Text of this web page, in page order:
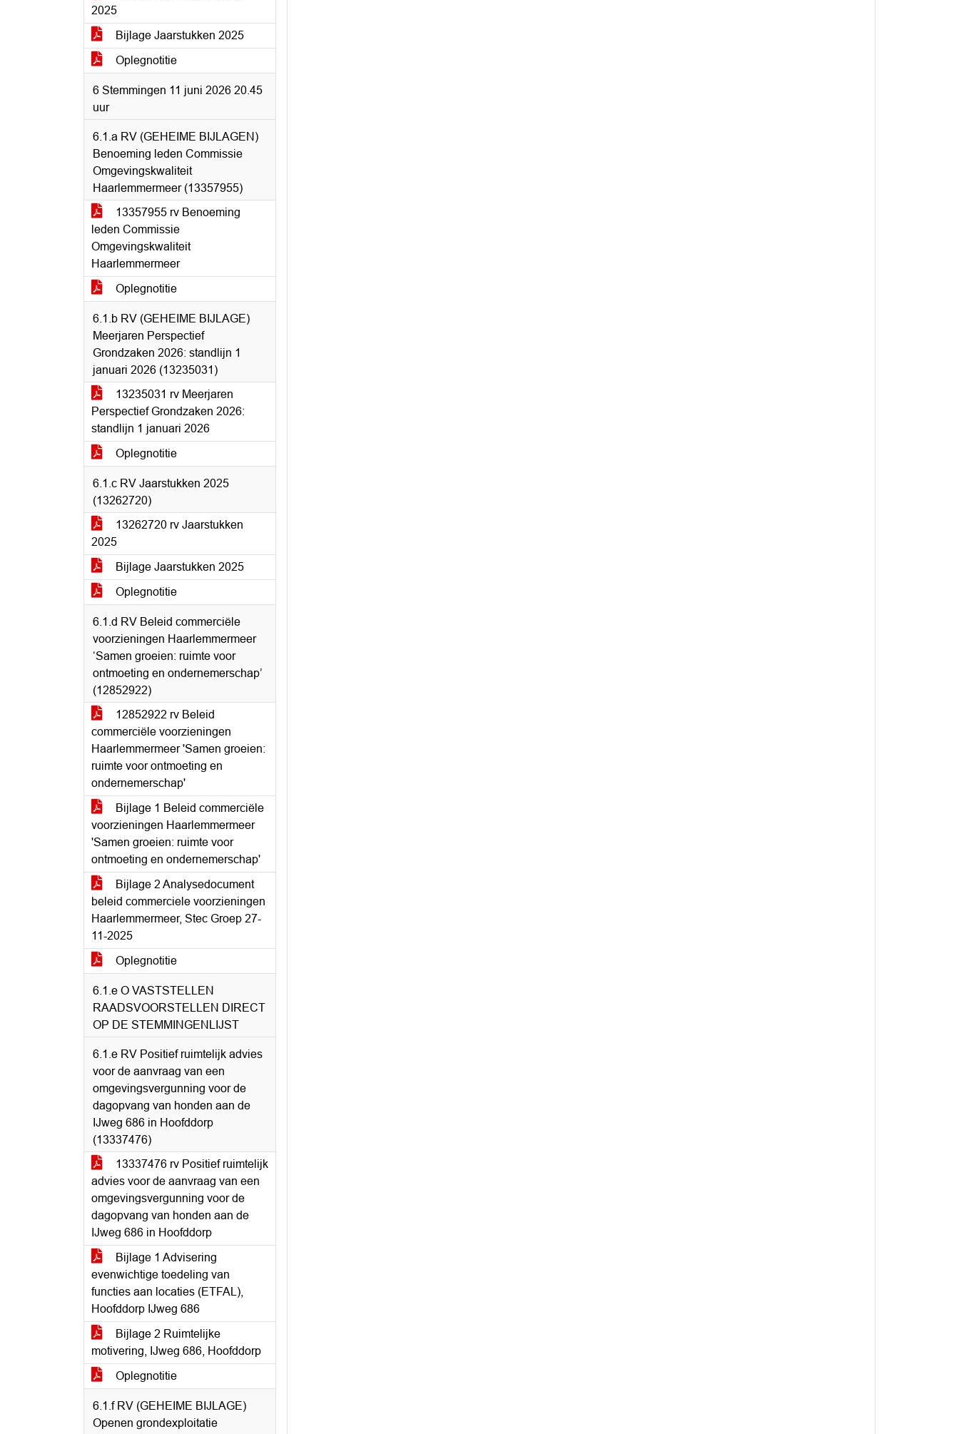
2025
Bijlage Jaarstukken 2025
Oplegnotitie
6 Stemmingen 11 juni 2026 20.45
uur
6.1.a RV (GEHEIME BIJLAGEN)
Benoeming leden Commissie
Omgevingskwaliteit
Haarlemmermeer (13357955)
13357955 rv Benoeming
leden Commissie
Omgevingskwaliteit
Haarlemmermeer
Oplegnotitie
6.1.b RV (GEHEIME BIJLAGE)
Meerjaren Perspectief
Grondzaken 2026: standlijn 1
januari 2026 (13235031)
13235031 rv Meerjaren
Perspectief Grondzaken 2026:
standlijn 1 januari 2026
Oplegnotitie
6.1.c RV Jaarstukken 2025
(13262720)
13262720 rv Jaarstukken
2025
Bijlage Jaarstukken 2025
Oplegnotitie
6.1.d RV Beleid commerciële
voorzieningen Haarlemmermeer
‘Samen groeien: ruimte voor
ontmoeting en ondernemerschap’
(12852922)
12852922 rv Beleid
commerciële voorzieningen
Haarlemmermeer 'Samen groeien:
ruimte voor ontmoeting en
ondernemerschap'
Bijlage 1 Beleid commerciële
voorzieningen Haarlemmermeer
'Samen groeien: ruimte voor
ontmoeting en ondernemerschap'
Bijlage 2 Analysedocument
beleid commerciele voorzieningen
Haarlemmermeer, Stec Groep 27-
11-2025
Oplegnotitie
6.1.e O VASTSTELLEN
RAADSVOORSTELLEN DIRECT
OP DE STEMMINGENLIJST
6.1.e RV Positief ruimtelijk advies
voor de aanvraag van een
omgevingsvergunning voor de
dagopvang van honden aan de
IJweg 686 in Hoofddorp
(13337476)
13337476 rv Positief ruimtelijk
advies voor de aanvraag van een
omgevingsvergunning voor de
dagopvang van honden aan de
IJweg 686 in Hoofddorp
Bijlage 1 Advisering
evenwichtige toedeling van
functies aan locaties (ETFAL),
Hoofddorp IJweg 686
Bijlage 2 Ruimtelijke
motivering, IJweg 686, Hoofddorp
Oplegnotitie
6.1.f RV (GEHEIME BIJLAGE)
Openen grondexploitatie